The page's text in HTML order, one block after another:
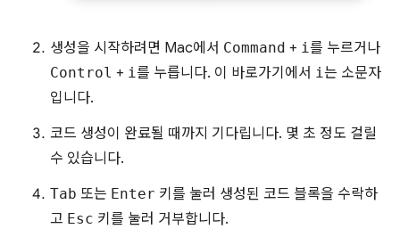
생성을 시작하려면 Mac에서 Command + i 를 누르거나
Control + i 를 누릅니다. 이 바로가기에서 i 는 소문자
입니다.
코드 생성이 완료될 때까지 기다립니다. 몇 초 정도 걸릴
수 있습니다.
Tab 또는 Enter 키를 눌러 생성된 코드 블록을 수락하
고 Esc 키를 눌러 거부합니다.